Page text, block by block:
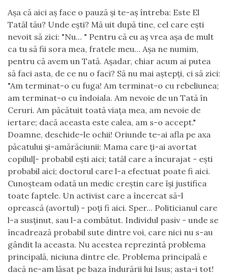
Așa că aici aș face o pauză și te-aș întreba: Este El
Tatăl tău? Unde ești? Mă uit după tine, cel care ești
nevoit să zici: "Nu... " Pentru că eu aș vrea așa de mult
ca tu să fii sora mea, fratele meu... Așa ne numim,
pentru că avem un Tată. Așadar, chiar acum ai putea
să faci asta, de ce nu o faci? Să nu mai aștepți, ci să zici:
"Am terminat-o cu fuga! Am terminat-o cu rebeliunea;
am terminat-o cu îndoiala. Am nevoie de un Tată în
Ceruri. Am păcătuit toată viața mea, am nevoie de
iertare; dacă aceasta este calea, am s-o accept."
Doamne, deschide-le ochii! Oriunde te-ai afla pe axa
păcatului și-amărăciunii: Mama care ți-ai avortat
copilul|- probabil ești aici; tatăl care a încurajat - ești
probabil aici; doctorul care l-a efectuat poate fi aici.
Cunoșteam odată un medic creștin care își justifica
toate faptele. Un activist care a încercat să-l
oprească (avortul) - poți fi aici. Sper... Politicianul care
l-a susținut, sau l-a combătut. Individul pasiv - unde se
încadrează probabil sute dintre voi, care nici nu s-au
gândit la aceasta. Nu acestea reprezintă problema
principală, niciuna dintre ele. Problema principală e
dacă ne-am lăsat pe baza îndurării lui Isus; asta-i tot!